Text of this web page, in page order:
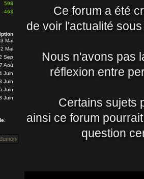
598
463
Mai
Mai
Sep
Aoû
Juin
Juin
Juin
Juin
vous prenez soin de
Daemon
15 Avr 2021 23:54
Un coucou en
Nounours
08 Nov 2020 18:08
ola à toutes et à tous
29 Juil 2020 10:30
Salut Venusia oui je
Ce forum a été
de voir l'actualité
Nous n'avons pas
réflexion entre
Certains sujets
ainsi ce forum
question